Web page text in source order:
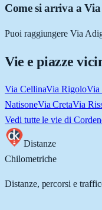
Come si arriva a
Puoi raggiungere Via
Vie e piazze
Via CellinaVia RigoloVia
NatisoneVia CretaVia
Vedi tutte le vie di
Distanze
Chilometriche
Distanze, percorsi e